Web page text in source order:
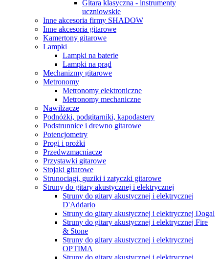
Gitara klasyczna - instrumenty
uczniowskie
Inne akcesoria firmy SHADOW
Inne akcesoria gitarowe
Kamertony gitarowe
Lampki
Lampki na baterie
Lampki na prąd
Mechanizmy gitarowe
Metronomy
Metronomy elektroniczne
Metronomy mechaniczne
Nawilżacze
Podnóżki, podgitarniki, kapodastery
Podstrunnice i drewno gitarowe
Potencjometry
Progi i prożki
Przedwzmacniacze
Przystawki gitarowe
Stojaki gitarowe
Strunociągi, guziki i zatyczki gitarowe
Struny do gitary akustycznej i elektrycznej
Struny do gitary akustycznej i elektrycznej
D'Addario
Struny do gitary akustycznej i elektrycznej Dogal
Struny do gitary akustycznej i elektrycznej Fire
& Stone
Struny do gitary akustycznej i elektrycznej
OPTIMA
Struny do gitary akustycznej i elektrycznej